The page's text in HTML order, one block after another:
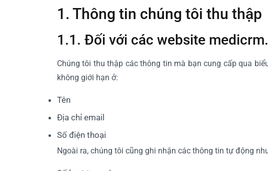
1. Thông tin chúng tôi thu thập
1.1. Đối với các website
Chúng tôi thu thập các thông tin mà bạn cung cấp qua
không giới hạn ở:
Tên
Địa chỉ email
Số điện thoại
Ngoài ra, chúng tôi cũng ghi nhận các thông tin tự động